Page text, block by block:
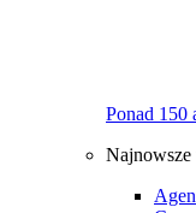
Ponad 150
Najnowsze